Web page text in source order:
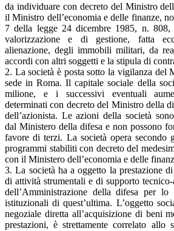
da individuare con decreto del Ministro
il Ministro dell’economia e delle finanze,
7 della legge 24 dicembre 1985, n.
valorizzazione e di gestione, fatta
alienazione, degli immobili militari, da
accordi con altri soggetti e la stipula di
2. La società è posta sotto la vigilanza del
sede in Roma. Il capitale sociale della
milione, e i successivi eventuali
determinati con decreto del Ministro della
dell’azionista. Le azioni della società
dal Ministero della difesa e non possono
favore di terzi. La società opera secondo
programmi stabiliti con decreto del
con il Ministero dell’economia e delle
3. La società ha a oggetto la prestazione
di attività strumentali e di supporto
dell’Amministrazione della difesa per
istituzionali di quest’ultima. L’oggetto
negoziale diretta all’acquisizione di beni
prestazioni, è strettamente correlato allo